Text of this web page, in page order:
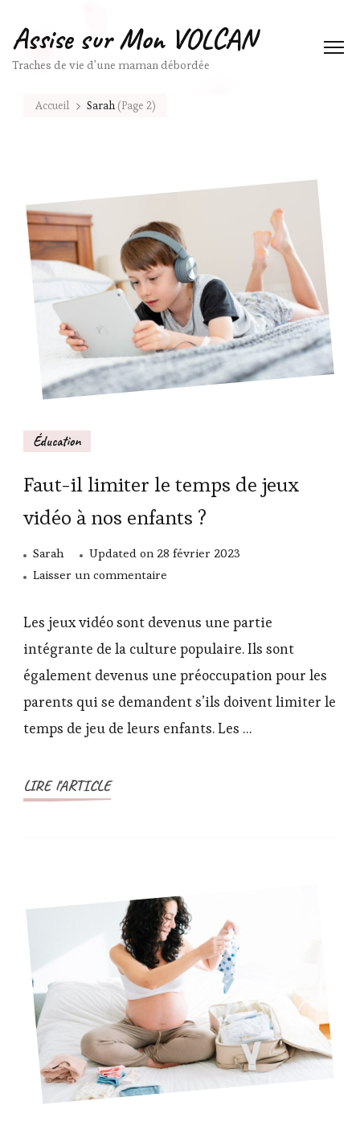
Assise sur Mon VOLCAN
Traches de vie d'une maman débordée
Accueil Sarah(Page 2)
Éducation
Faut-il limiter le temps de jeux
vidéo à nos enfants ?
Sarah Updated on 28 février 2023
Laisser un commentaire
il
temps
de
jeux
Les jeux vidéo sont devenus une partie
intégrante de la culture populaire. Ils sont
également devenus une préoccupation pour les
parents qui se demandent s’ils doivent limiter le
temps de jeu de leurs enfants. Les …
LIRE l'ARTICLE